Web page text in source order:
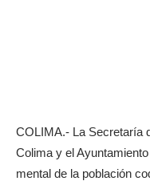
COLIMA.- La Secretaría
Colima y el
mental de la población